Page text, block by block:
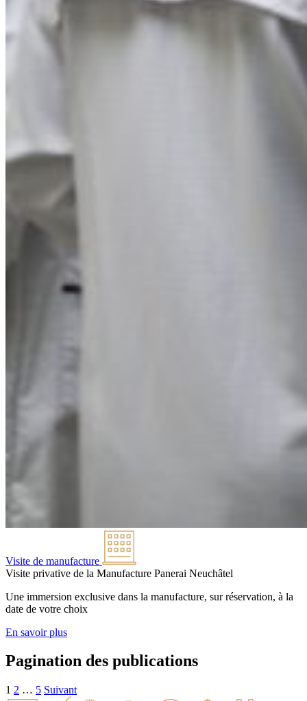
Visite de manufacture
Visite privative de la Manufacture Panerai Neuchâtel
Une immersion exclusive dans la manufacture, sur réservation, à la
date de votre choix
En savoir plus
Pagination des publications
1 2 … 5 Suivant